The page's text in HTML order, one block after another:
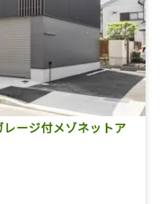
ージ付メゾネットア